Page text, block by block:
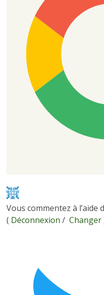
Vous commentez à
( Déconnexion / Changer